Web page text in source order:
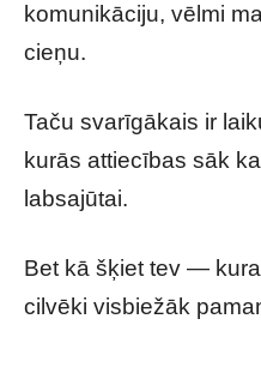
komunikāciju, vēlmi
cieņu.
Taču svarīgākais ir
kurās attiecības sāk
labsajūtai.
Bet kā šķiet tev —
cilvēki visbiežāk